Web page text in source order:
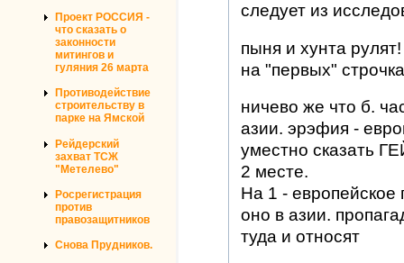
Проект РОССИЯ -
что сказать о
законности
митингов и
гуляния 26 марта
Противодействие
строительству в
парке на Ямской
Рейдерский
захват ТСЖ
"Метелево"
Росрегистрация
против
правозащитников
Снова Прудников.
следует из
пыня и хунта
на "первых"
ничево же что б.
азии. эрэфия -
уместно сказать
2 месте.
На 1 - европейское
оно в азии.
туда и относят